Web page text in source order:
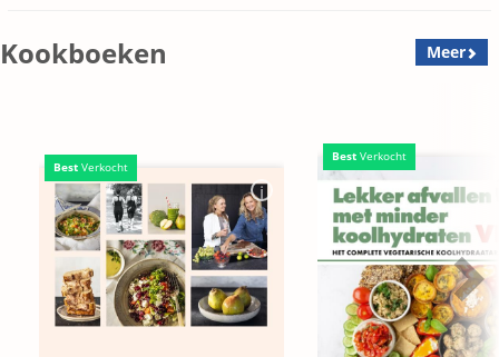
Kookboeken Meer
Best Verkocht
Best Verkocht